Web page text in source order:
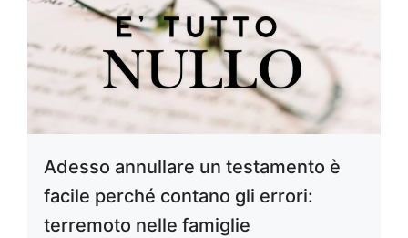
Adesso annullare un testamento è
facile perché contano gli errori:
terremoto nelle famiglie